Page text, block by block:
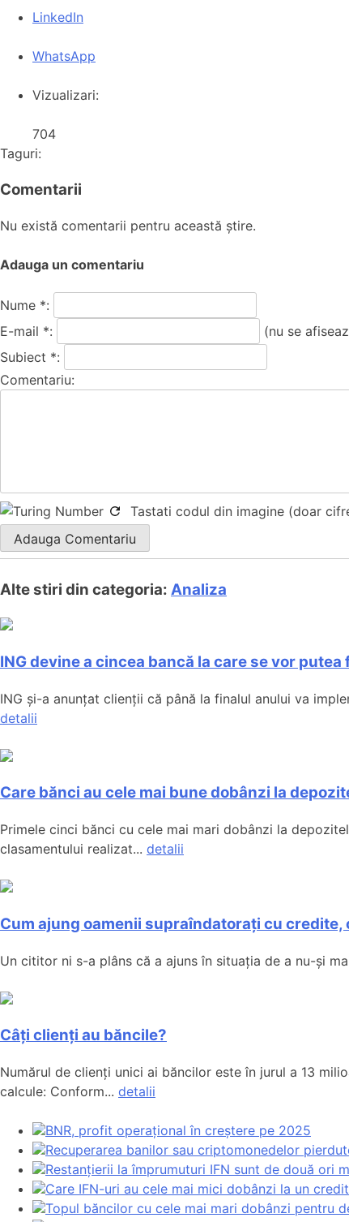
LinkedIn
WhatsApp
Vizualizari:
704
Taguri:
Comentarii
Nu există comentarii pentru această știre.
Adauga un comentariu
Nume *:
E-mail *:
(nu se
Subiect *:
Comentariu:
Tastati codul din imagine (doar
Alte stiri din categoria: Analiza
ING devine a cincea bancă la care se vor
ING și-a anunțat clienții că până la finalul anului va
detalii
Care bănci au cele mai bune dobânzi la
Primele cinci bănci cu cele mai mari dobânzi la
clasamentului realizat... detalii
Cum ajung oamenii supraîndatorați cu
Un cititor ni s-a plâns că a ajuns în situația de a nu-și
Câți clienți au băncile?
Numărul de clienți unici ai băncilor este în jurul a 13
calcule: Conform... detalii
BNR, profit operațional în creștere pe 2025
Recuperarea banilor sau criptomonedelor
Restanțierii la împrumuturi IFN sunt de două ori
Care IFN-uri au cele mai mici dobânzi la un
Topul băncilor cu cele mai mari dobânzi pentru